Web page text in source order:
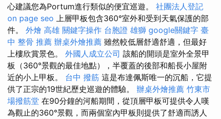
心建議您為Portum進行類似的便宜巡遊。 社團法人登記
on page seo 上層甲板包含360°室外和受到天氣保護的部
件。 外燴 高雄 關鍵字操作 台胞證 雄獅 google關鍵字 臺
中 整骨 推薦 辦桌外燴推薦 雖然較低層舒適舒適，但最好
上樓欣賞景色。 外國人成立公司 該船的開頭是室外全景甲
板（360°景觀的最佳地點），半覆蓋的後部和船長小屋附
近的小上甲板。 台中 撥筋 這是布達佩斯唯一的沉船，它提
供了正宗的19世紀歷史巡遊的體驗。 辦桌外燴推薦 竹東市
場撥筋堂 在90分鐘的河船期間，從頂層甲板可提供令人嘆
為觀止的360°景觀，而兩個室內甲板則提供了舒適而誘人